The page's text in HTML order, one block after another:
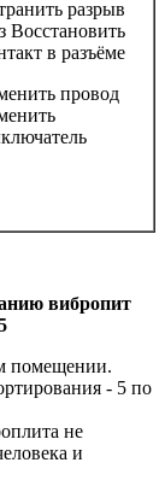
разрыв
Восстановить
в разъёме
провод
вибропит
помещении.
- 5 по
не
и